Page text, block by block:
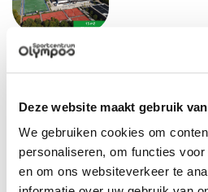
Deze website maakt gebruik
We gebruiken cookies om
personaliseren, om functies
en om ons websiteverkeer te
bestaat uit:
3 sporthallen: geschikt voor
voor diverse andere
sportvelden